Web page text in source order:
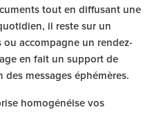
tout en diffusant une
il reste sur un
ou accompagne un rendez-
en fait un support de
messages éphémères.
homogénéise vos